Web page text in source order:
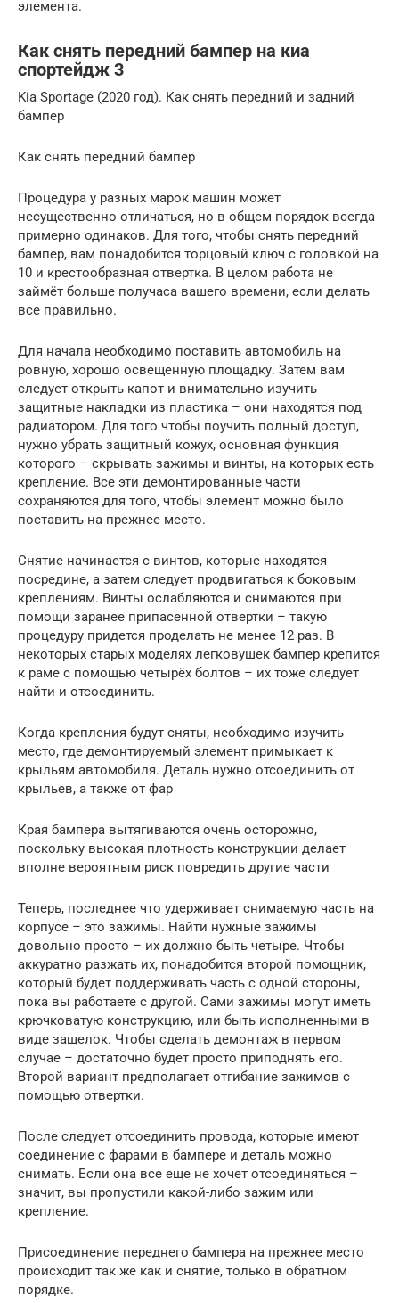
элемента.
Как снять передний бампер на киа
спортейдж 3
Kia Sportage (2020 год). Как снять передний и задний
бампер
Как снять передний бампер
Процедура у разных марок машин может
несущественно отличаться, но в общем порядок всегда
примерно одинаков. Для того, чтобы снять передний
бампер, вам понадобится торцовый ключ с головкой на
10 и крестообразная отвертка. В целом работа не
займёт больше получаса вашего времени, если делать
все правильно.
Для начала необходимо поставить автомобиль на
ровную, хорошо освещенную площадку. Затем вам
следует открыть капот и внимательно изучить
защитные накладки из пластика – они находятся под
радиатором. Для того чтобы поучить полный доступ,
нужно убрать защитный кожух, основная функция
которого – скрывать зажимы и винты, на которых есть
крепление. Все эти демонтированные части
сохраняются для того, чтобы элемент можно было
поставить на прежнее место.
Снятие начинается с винтов, которые находятся
посредине, а затем следует продвигаться к боковым
креплениям. Винты ослабляются и снимаются при
помощи заранее припасенной отвертки – такую
процедуру придется проделать не менее 12 раз. В
некоторых старых моделях легковушек бампер крепится
к раме с помощью четырёх болтов – их тоже следует
найти и отсоединить.
Когда крепления будут сняты, необходимо изучить
место, где демонтируемый элемент примыкает к
крыльям автомобиля. Деталь нужно отсоединить от
крыльев, а также от фар
Края бампера вытягиваются очень осторожно,
поскольку высокая плотность конструкции делает
вполне вероятным риск повредить другие части
Теперь, последнее что удерживает снимаемую часть на
корпусе – это зажимы. Найти нужные зажимы
довольно просто – их должно быть четыре. Чтобы
аккуратно разжать их, понадобится второй помощник,
который будет поддерживать часть с одной стороны,
пока вы работаете с другой. Сами зажимы могут иметь
крючковатую конструкцию, или быть исполненными в
виде защелок. Чтобы сделать демонтаж в первом
случае – достаточно будет просто приподнять его.
Второй вариант предполагает отгибание зажимов с
помощью отвертки.
После следует отсоединить провода, которые имеют
соединение с фарами в бампере и деталь можно
снимать. Если она все еще не хочет отсоединяться –
значит, вы пропустили какой-либо зажим или
крепление.
Присоединение переднего бампера на прежнее место
происходит так же как и снятие, только в обратном
порядке.